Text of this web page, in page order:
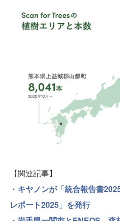
【関連記事】
・ キヤノンが「統合報告書
レポート2025」を発行